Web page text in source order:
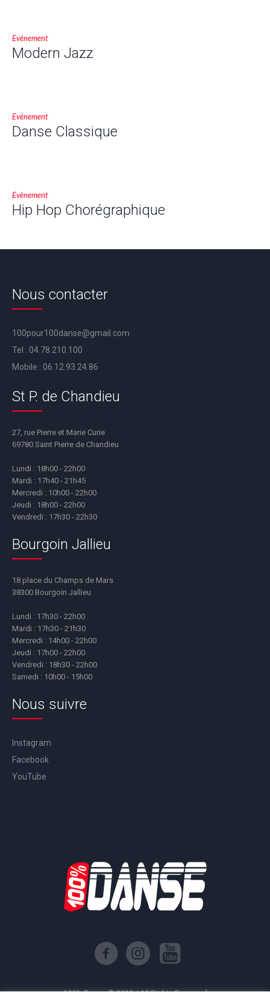
Evènement
Modern Jazz
Evènement
Danse Classique
Evènement
Hip Hop Chorégraphique
Nous contacter
100pour100danse@gmail.com
Tel : 04.78.210.100
Mobile : 06.12.93.24.86
St P. de Chandieu
27, rue Pierre et Marie Curie
69780 Saint Pierre de Chandieu
Lundi : 18h00 - 22h00
Mardi : 17h40 - 21h45
Mercredi : 10h00 - 22h00
Jeudi : 18h00 - 22h00
Vendredi : 17h30 - 22h30
Bourgoin Jallieu
18 place du Champs de Mars
38300 Bourgoin Jallieu
Lundi : 17h30 - 22h00
Mardi : 17h30 - 21h30
Mercredi : 14h00 - 22h00
Jeudi : 17h00 - 22h00
Vendredi : 18h30 - 22h00
Samedi : 10h00 - 15h00
Nous suivre
Instagram
Facebook
YouTube